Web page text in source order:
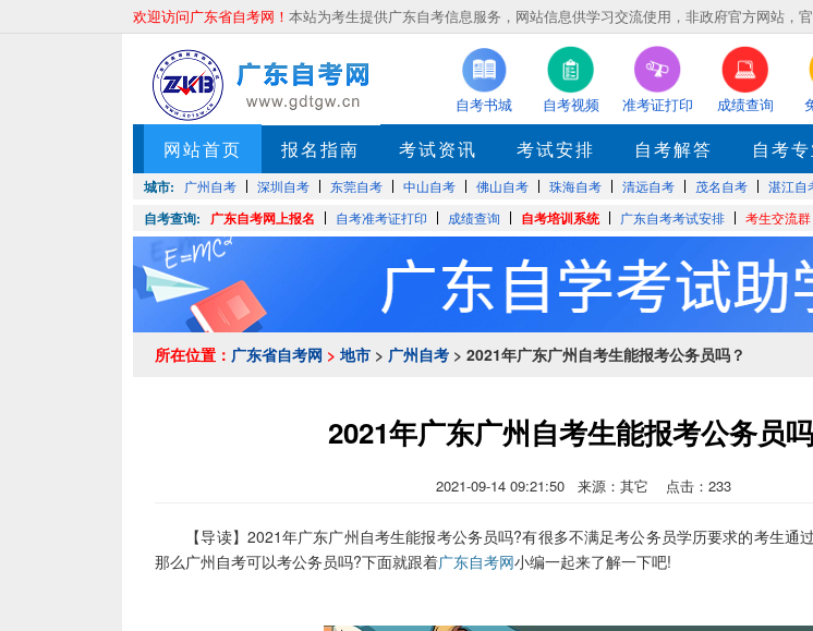
欢迎访问广东省自考网！ 本站为考生提供广东自考信息服务，网站信息供学习交流使用，非政府官方网站，
自考书城 自考视频 准考证打印 成绩查询
网站首页 报名指南 考试资讯 考试安排 自考解答 自考
城市: 广州自考 深圳自考 东莞自考 中山自考 佛山自考 珠海自考 清远自考 茂名自考 湛江自
自考查询: 广东自考网上报名 自考准考证打印 成绩查询 自考培训系统 广东自考考试安排 考生交流群
所在位置： 广东省自考网 > 地市 > 广州自考 > 2021年广东广州自考生能报考公务员吗？
2021年广东广州自考生能报考公务员
2021-09-14 09:21:50 来源：其它 点击： 233
【导读】2021年广东广州自考生能报考公务员吗?有很多不满足考公务员学历要求的考生通
那么广州自考可以考公务员吗?下面就跟着广东自考网小编一起来了解一下吧!